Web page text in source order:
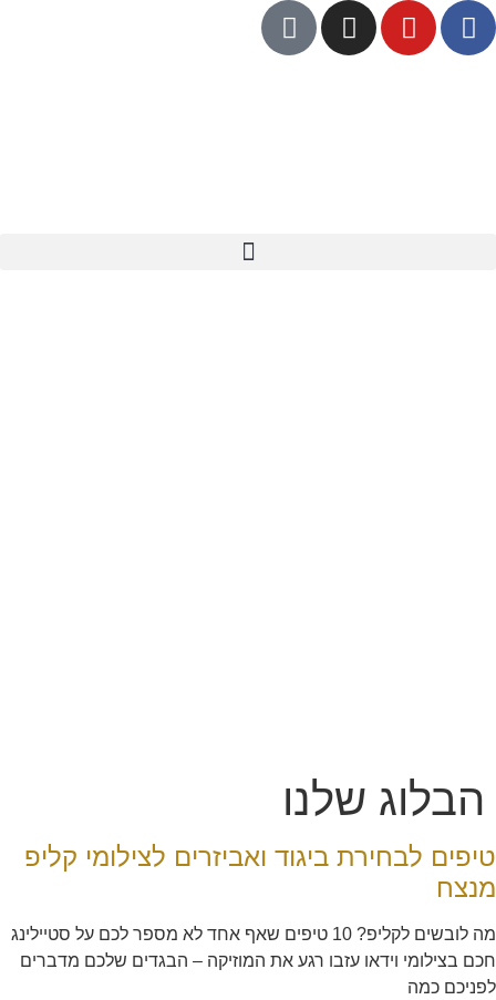
הבלוג שלנו
טיפים לבחירת ביגוד ואביזרים לצילומי קליפ
מנצח
מה לובשים לקליפ? 10 טיפים שאף אחד לא מספר לכם על סטיילינג
חכם בצילומי וידאו עזבו רגע את המוזיקה – הבגדים שלכם מדברים
לפניכם כמה